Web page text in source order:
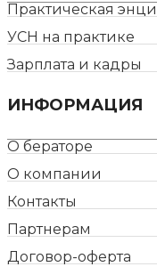
Практическая
УСН на практике
Зарплата и кадры
ИНФОРМАЦИЯ
О бераторе
О компании
Контакты
Партнерам
Договор-оферта